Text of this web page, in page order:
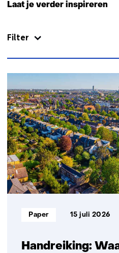
Laat je verder inspireren
Filter
1
5
Handreiking:
Informatietype:
Paper 15 juli 2026